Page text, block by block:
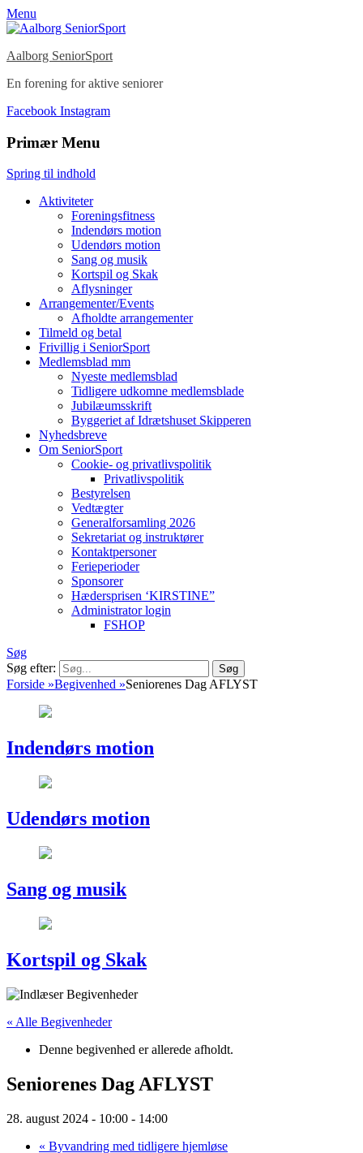
Menu
Aalborg SeniorSport
En forening for aktive seniorer
Facebook Instagram
Primær Menu
Spring til indhold
Aktiviteter
Foreningsfitness
Indendørs motion
Udendørs motion
Sang og musik
Kortspil og Skak
Aflysninger
Arrangementer/Events
Afholdte arrangementer
Tilmeld og betal
Frivillig i SeniorSport
Medlemsblad mm
Nyeste medlemsblad
Tidligere udkomne medlemsblade
Jubilæumsskrift
Byggeriet af Idrætshuset Skipperen
Nyhedsbreve
Om SeniorSport
Cookie- og privatlivspolitik
Privatlivspolitik
Bestyrelsen
Vedtægter
Generalforsamling 2026
Sekretariat og instruktører
Kontaktpersoner
Ferieperioder
Sponsorer
Hædersprisen ‘KIRSTINE”
Administrator login
FSHOP
Søg
Søg efter:
Forside »Begivenhed »Seniorenes Dag AFLYST
Indendørs motion
Udendørs motion
Sang og musik
Kortspil og Skak
« Alle Begivenheder
Denne begivenhed er allerede afholdt.
Seniorenes Dag AFLYST
28. august 2024 - 10:00 - 14:00
« Byvandring med tidligere hjemløse